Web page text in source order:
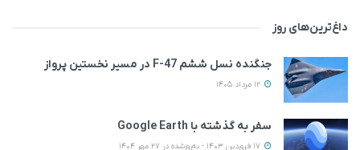
داغ‌ترین‌های روز
جنگنده نسل ششم F-47 در مسیر نخستین پرواز
سفر به گذشته با Google Earth